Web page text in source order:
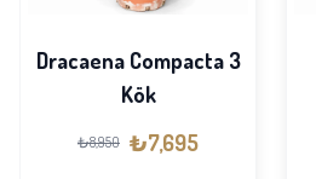
Dracaena Compacta 3
Kök
₺8,950 ₺7,695